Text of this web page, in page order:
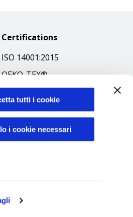
tutti i cookie
i cookie necessari
Certifications
ISO 14001:2015
OEKO-TEX®
GOTS SCOPE Certificate
GRS SCOPE Certificate
Environmental Policy
Product safety